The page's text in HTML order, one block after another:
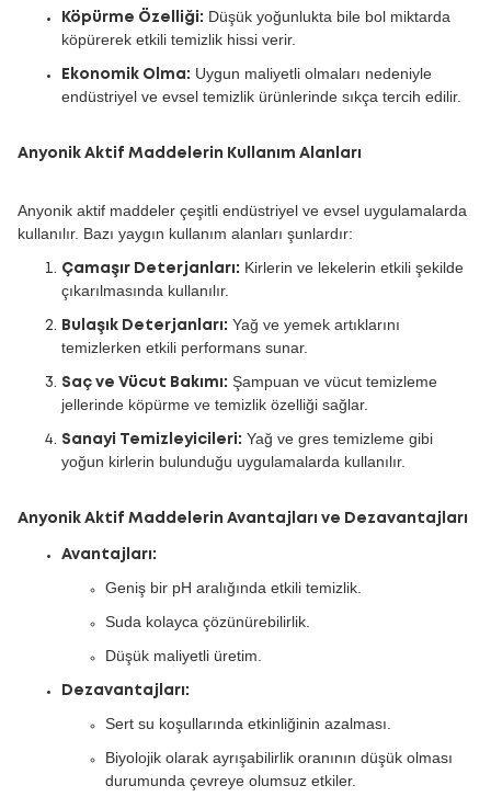
Köpürme Özelliği: Düşük yoğunlukta bile bol miktarda
köpürerek etkili temizlik hissi verir.
Ekonomik Olma: Uygun maliyetli olmaları nedeniyle
endüstriyel ve evsel temizlik ürünlerinde sıkça tercih edilir.
Anyonik Aktif Maddelerin Kullanım Alanları
Anyonik aktif maddeler çeşitli endüstriyel ve evsel uygulamalarda
kullanılır. Bazı yaygın kullanım alanları şunlardır:
Çamaşır Deterjanları: Kirlerin ve lekelerin etkili şekilde
çıkarılmasında kullanılır.
Bulaşık Deterjanları: Yağ ve yemek artıklarını
temizlerken etkili performans sunar.
Saç ve Vücut Bakımı: Şampuan ve vücut temizleme
jellerinde köpürme ve temizlik özelliği sağlar.
Sanayi Temizleyicileri: Yağ ve gres temizleme gibi
yoğun kirlerin bulunduğu uygulamalarda kullanılır.
Anyonik Aktif Maddelerin Avantajları ve Dezavantajları
Avantajları:
Geniş bir pH aralığında etkili temizlik.
Suda kolayca çözünürebilirlik.
Düşük maliyetli üretim.
Dezavantajları:
Sert su koşullarında etkinliğinin azalması.
Biyolojik olarak ayrışabilirlik oranının düşük olması
durumunda çevreye olumsuz etkiler.